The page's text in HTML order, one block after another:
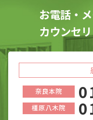
お電話・
カウンセ
奈良本院
橿原八木院